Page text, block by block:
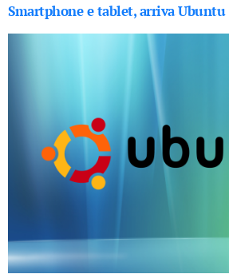
Smartphone e tablet, arriva Ubuntu